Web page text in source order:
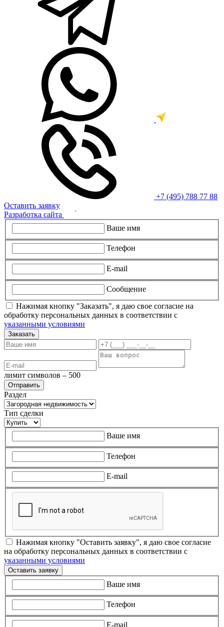
+7 (495) 788 77 88
Оставить заявку
Разработка сайта
Ваше имя
Телефон
E-mail
Сообщение
Нажимая кнопку "Заказать", я даю свое согласие на
обработку персональных данных в соответствии с
указанными условиями
Заказать
лимит символов – 500
Раздел
Тип сделки
Ваше имя
Телефон
E-mail
Нажимая кнопку "Оставить заявку", я даю свое согласие
на обработку персональных данных в соответствии с
указанными условиями
Оставить заявку
Ваше имя
Телефон
E-mail